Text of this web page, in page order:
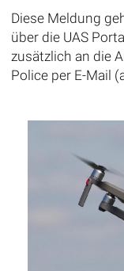
Diese Meldung
über die UAS
zusätzlich an die
Police per E-Mail